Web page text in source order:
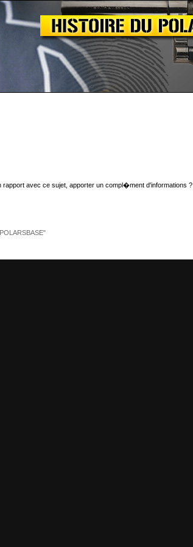
avec ce sujet, apporter un compl�ment d'informations ?